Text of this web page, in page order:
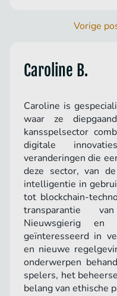
Vorige
Caroline B.
Caroline is
waar ze
kansspelsector
digitale
veranderingen die
deze sector, van
intelligentie in
tot blockchain-
transparantie
Nieuwsgierig
geïnteresseerd in
en nieuwe
onderwerpen
spelers, het
belang van ethische